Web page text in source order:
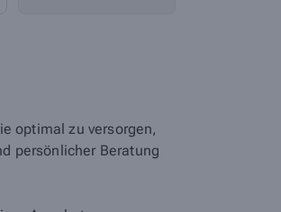
optimal zu versorgen,
persönlicher Beratung